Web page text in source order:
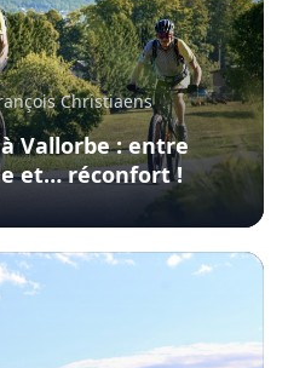
Christiaens
Vallorbe : entre
et… réconfort !